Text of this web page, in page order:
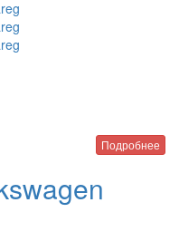
Подробнее